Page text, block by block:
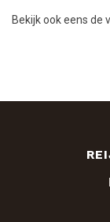
Bekijk ook eens de